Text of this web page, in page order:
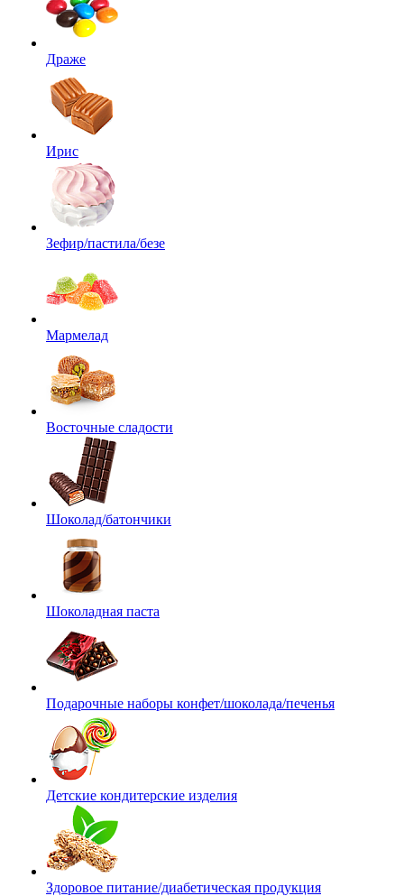
Драже
Ирис
Зефир/пастила/безе
Мармелад
Восточные сладости
Шоколад/батончики
Шоколадная паста
Подарочные наборы конфет/шоколада/печенья
Детские кондитерские изделия
Здоровое питание/диабетическая продукция